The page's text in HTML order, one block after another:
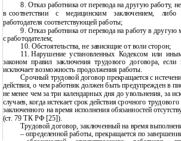
8. Отказ работника от перевода на другую работу,
в соответствии с медицинским заключением, либо
работодателя соответствующей работы;
9. Отказ работника от перевода на работу в другую
сработодателем;
10. Обстоятельства, не зависящие от воли сторон;
11. Нарушение установленных Кодексом или
законом правил заключения трудового договора, если
исключает возможность продолжения работы.
Срочный трудовой договор прекращается с
действия, о чем работник должен быть предупрежден в
не менее чем за три календарных дня до увольнения, за
случаев, когда истекает срок действия срочного
заключенного на время исполнения обязанностей
(ст. 79 ТК РФ [25]).
Трудовой договор, заключенный на время
– определенной работы, прекращается по